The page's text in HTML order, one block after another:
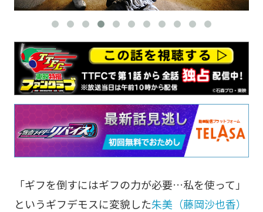
「ギフを倒すにはギフの力が必要…私を使って」
というギフデモスに変貌した朱美（藤岡沙也香）